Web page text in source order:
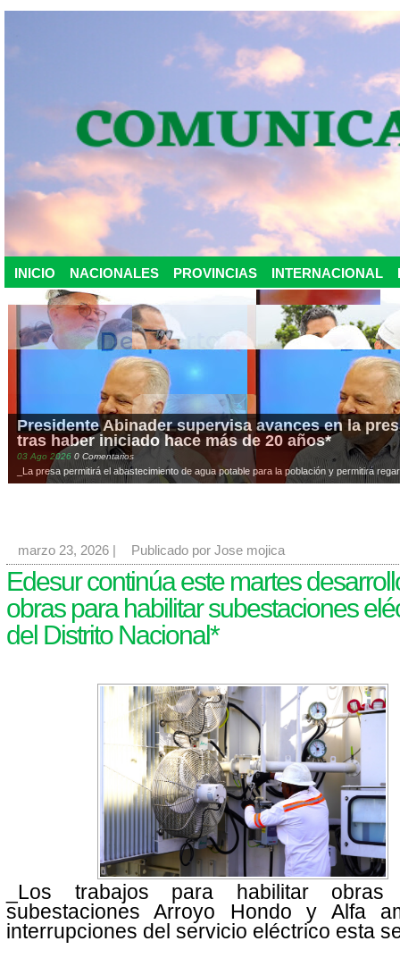
INICIO NACIONALES PROVINCIAS INTERNACIONAL
Presidente Abinader supervisa avances en la
tras haber iniciado hace más de 20 años*
03 Ago 2026 0 Comentarios
_La presa permitirá el abastecimiento de agua potable para la población y permitirá
marzo 23, 2026 Publicado por Jose mojica
Edesur continúa este martes
obras para habilitar subestaciones
del Distrito Nacional*
_Los trabajos para habilitar
subestaciones Arroyo Hondo y Alfa
interrupciones del servicio eléctrico esta